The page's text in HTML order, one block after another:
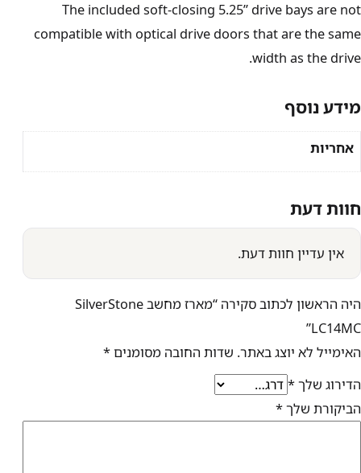
The included soft-closing 5.25” drive bays are not
compatible with optical drive doors that are the same
width as the drive.
מידע נוסף
אחריות
חוות דעת
אין עדיין חוות דעת.
היה הראשון לכתוב סקירה “מארז מחשב SilverStone
LC14MC”
האימייל לא יוצג באתר. שדות החובה מסומנים *
הדירוג שלך*
הביקורת שלך*